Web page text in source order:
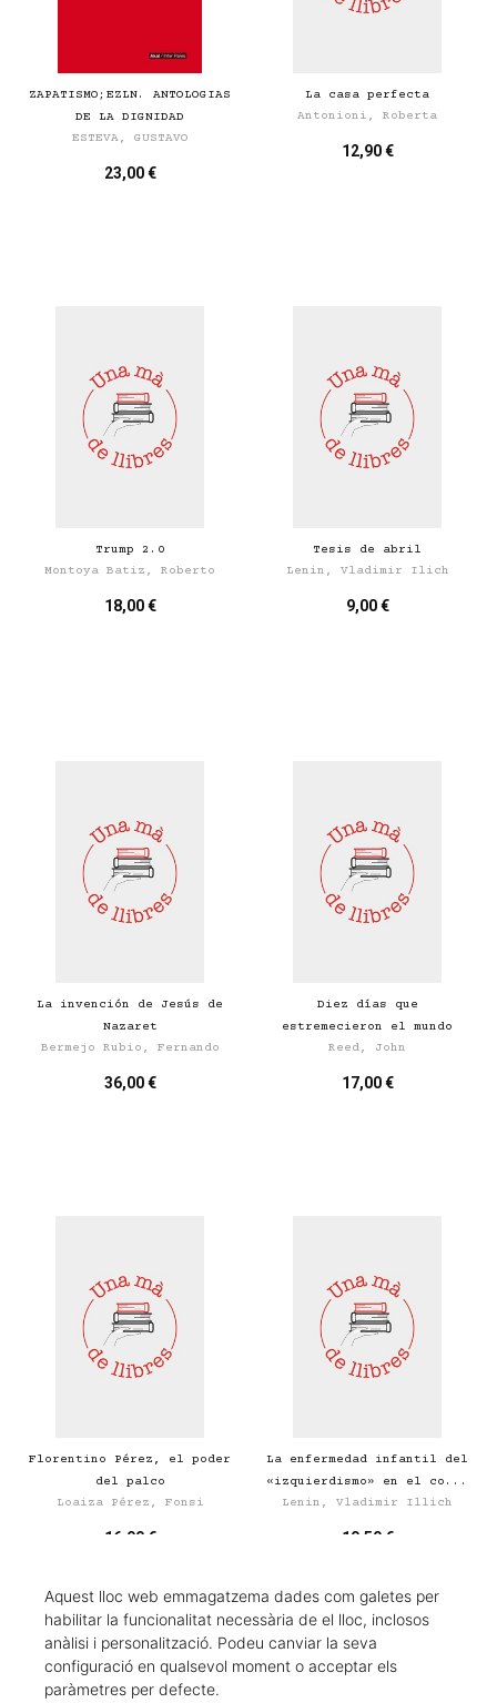
ZAPATISMO;EZLN. ANTOLOGIAS
DE LA DIGNIDAD
ESTEVA, GUSTAVO
23,00 €
La casa perfecta
Antonioni, Roberta
12,90 €
Trump 2.0
Montoya Batiz, Roberto
18,00 €
Tesis de abril
Lenin, Vladimir Ilich
9,00 €
La invención de Jesús de
Nazaret
Bermejo Rubio, Fernando
36,00 €
Diez días que
estremecieron el mundo
Reed, John
17,00 €
Florentino Pérez, el poder
del palco
Loaiza Pérez, Fonsi
16,00 €
La enfermedad infantil del
«izquierdismo» en el co...
Lenin, Vladimir Illich
10,50 €
Aquest lloc web emmagatzema dades com galetes per
habilitar la funcionalitat necessària de el lloc, inclosos
anàlisi i personalització. Podeu canviar la seva
configuració en qualsevol moment o acceptar els
paràmetres per defecte.